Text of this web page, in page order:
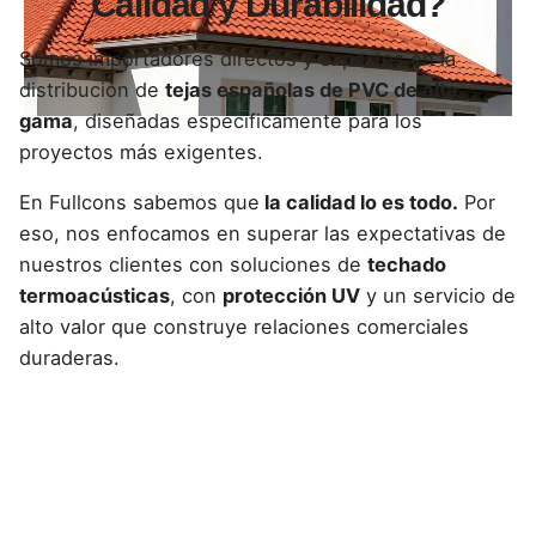
Somos importadores directos y expertos en la
distribución de tejas españolas de PVC de alta
gama, diseñadas específicamente para los
proyectos más exigentes.
En Fullcons sabemos que la calidad lo es todo. Por
eso, nos enfocamos en superar las expectativas de
nuestros clientes con soluciones de techado
termoacústicas, con protección UV y un servicio de
alto valor que construye relaciones comerciales
duraderas.